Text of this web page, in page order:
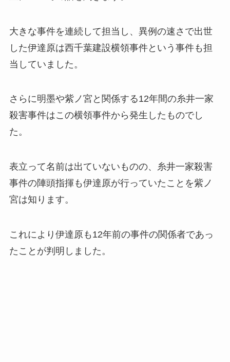
大きな事件を連続して担当し、異例の速さで出世
した伊達原は西千葉建設横領事件という事件も担
当していました。
さらに明墨や紫ノ宮と関係する12年間の糸井一家
殺害事件はこの横領事件から発生したものでし
た。
表立って名前は出ていないものの、糸井一家殺害
事件の陣頭指揮も伊達原が行っていたことを紫ノ
宮は知ります。
これにより伊達原も12年前の事件の関係者であっ
たことが判明しました。